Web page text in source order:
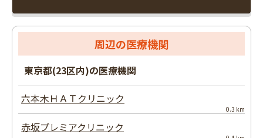
周辺の医療機関
東京都(23区内)の医療機関
六本木ＨＡＴクリニック
0.3 km
赤坂プレミアクリニック